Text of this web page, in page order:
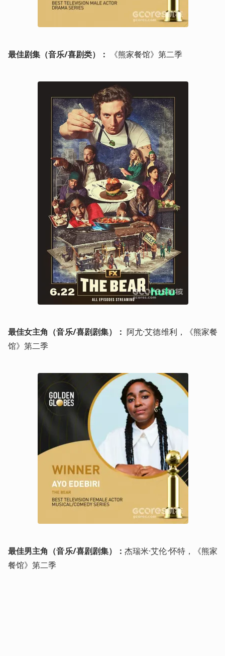
最佳剧集（音乐/喜剧类）： 《熊家餐馆》第二季
最佳女主角（音乐/喜剧剧集）： 阿尤·艾德维利，《熊家餐
馆》第二季
最佳男主角（音乐/喜剧剧集）：杰瑞米·艾伦·怀特，《熊家
餐馆》第二季